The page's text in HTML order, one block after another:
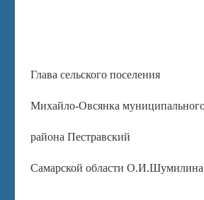
Глава сельского поселения
Михайло-Овсянка
района Пестравский
Самарской области О.И.Шумилина